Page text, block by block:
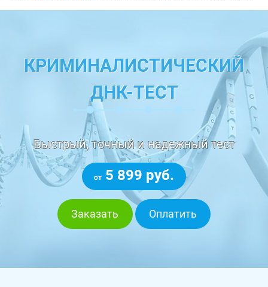
КРИМИНАЛИСТИЧЕСКИЙ
ДНК-ТЕСТ
Быстрый, точный и надежный тест
от 5 899 руб.
Заказать Оплатить